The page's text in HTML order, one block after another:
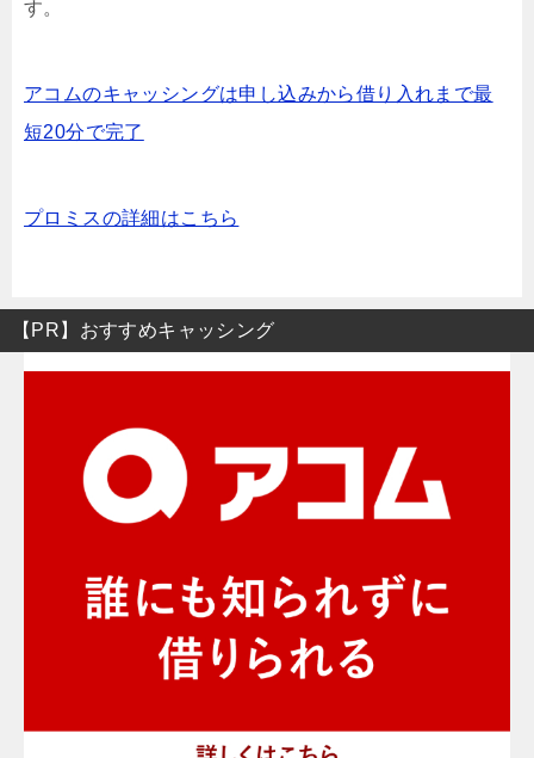
す。
アコムのキャッシングは申し込みから借り入れまで最
短20分で完了
プロミスの詳細はこちら
【PR】おすすめキャッシング